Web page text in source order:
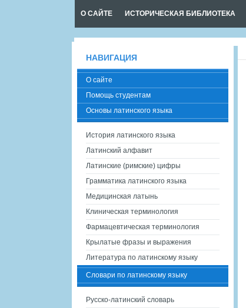
О САЙТЕ ИСТОРИЧЕСКАЯ БИБЛИОТЕКА
НАВИГАЦИЯ
О сайте
Помощь студентам
Основы латинского языка
История латинского языка
Латинский алфавит
Латинские (римские) цифры
Грамматика латинского языка
Медицинская латынь
Клиническая терминология
Фармацевтическая терминология
Крылатые фразы и выражения
Литература по латинскому языку
Словари по латинскому языку
Русско-латинский словарь